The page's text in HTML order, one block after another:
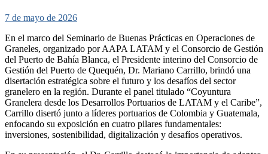
7 de mayo de 2026
En el marco del Seminario de Buenas Prácticas en Operaciones de
Graneles, organizado por AAPA LATAM y el Consorcio de Gestión
del Puerto de Bahía Blanca, el Presidente interino del Consorcio de
Gestión del Puerto de Quequén, Dr. Mariano Carrillo, brindó una
disertación estratégica sobre el futuro y los desafíos del sector
granelero en la región. Durante el panel titulado “Coyuntura
Granelera desde los Desarrollos Portuarios de LATAM y el Caribe”,
Carrillo disertó junto a líderes portuarios de Colombia y Guatemala,
enfocando su exposición en cuatro pilares fundamentales:
inversiones, sostenibilidad, digitalización y desafíos operativos.